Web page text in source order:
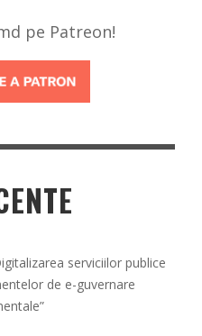
pe Patreon!
serviciilor publice
de e-guvernare